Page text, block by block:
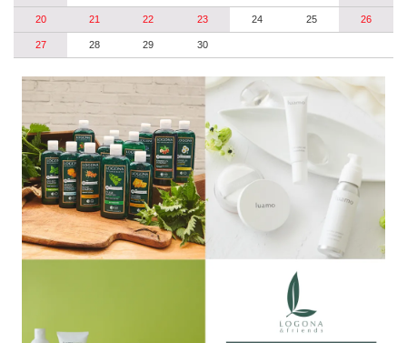
20 21 22 23 24 25 26
27 28 29 30